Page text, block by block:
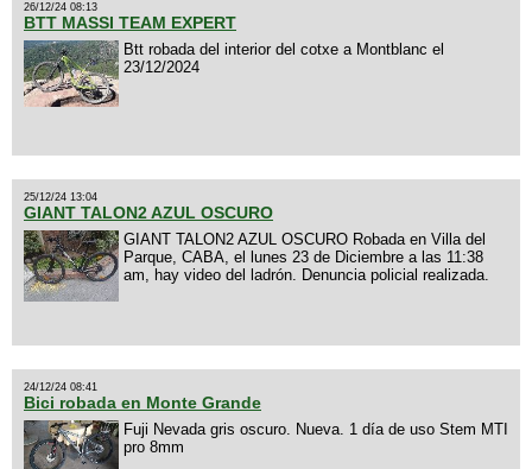
26/12/24 08:13
BTT MASSI TEAM EXPERT
Btt robada del interior del cotxe a Montblanc el
23/12/2024
25/12/24 13:04
GIANT TALON2 AZUL OSCURO
GIANT TALON2 AZUL OSCURO Robada en Villa del
Parque, CABA, el lunes 23 de Diciembre a las 11:38
am, hay video del ladrón. Denuncia policial realizada.
24/12/24 08:41
Bici robada en Monte Grande
Fuji Nevada gris oscuro. Nueva. 1 día de uso Stem MTI
pro 8mm